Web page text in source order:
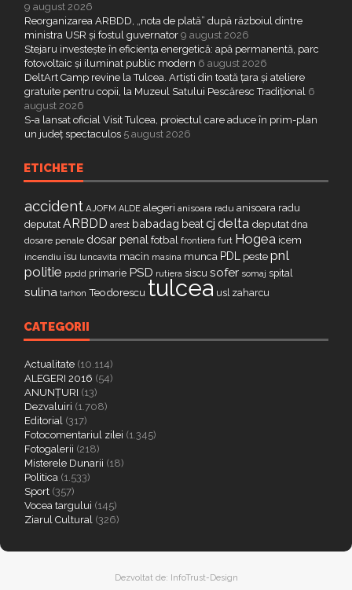
9 august 2026
Reorganizarea ARBDD, „nota de plată” după războiul dintre
ministra USR și fostul guvernator 9 august 2026
Stejaru investește în eficiența energetică: apă permanentă, parc
fotovoltaic și iluminat public modern 6 august 2026
DeltArt Camp revine la Tulcea. Artiști din toată țara și ateliere
gratuite pentru copii, la Muzeul Satului Pescăresc Tradițional 6
august 2026
S-a lansat oficial Visit Tulcea, proiectul care aduce în prim-plan
un județ spectaculos 5 august 2026
ETICHETE
accident AJOFM ALDE alegeri anisoara radu anisoara radu
deputat ARBDD arest babadag beatcj delta deputat dna
dosare penale dosar penalfotbal frontiera furt Hogea icem
incendiu isu luncavita macin masina munca PDL peste pnl
politie ppdd primarie PSD rutiera siscu sofer somaj spital
sulina tarhon Teodorescu tulcea usl zaharcu
CATEGORII
Actualitate (10.114)
ALEGERI 2016 (54)
ANUNȚURI (13)
Dezvaluiri (1.708)
Editorial (317)
Fotocomentariul zilei (1.345)
Fotogalerii (218)
Misterele Dunarii (18)
Politica (1.533)
Sport (357)
Vocea targului (145)
Ziarul Cultural (326)
Dezvoltat de: InfoTrust-Design